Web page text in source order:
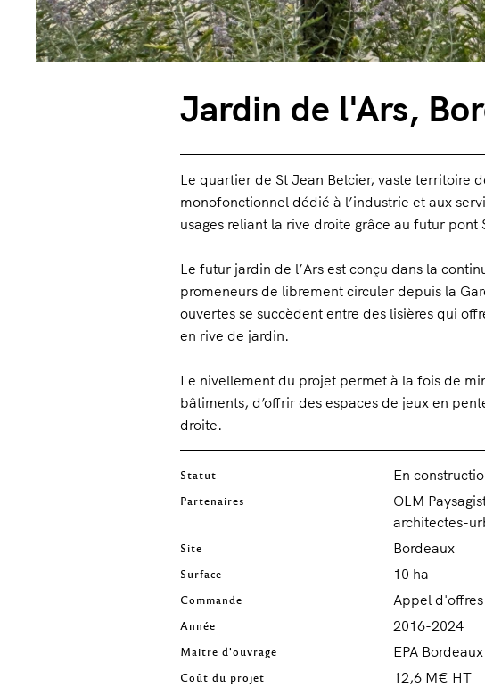
Jardin de l'Ars,
Le quartier de St Jean Belcier, vaste territoire
monofonctionnel dédié à l’industrie et aux
usages reliant la rive droite grâce au futur pont
Le futur jardin de l’Ars est conçu dans la
promeneurs de librement circuler depuis la
ouvertes se succèdent entre des lisières qui
en rive de jardin.
Le nivellement du projet permet à la fois de
bâtiments, d’offrir des espaces de jeux en
droite.
Statut En
Partenaires
OLM
architectes-
Site Bordeaux
Surface 10 ha
Commande Appel d'offres
Année 2016-2024
Maitre d'ouvrage EPA
Coût du projet 12,6 M€ HT